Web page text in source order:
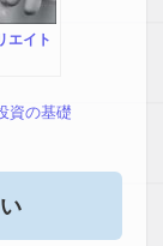
エイト
資の基礎